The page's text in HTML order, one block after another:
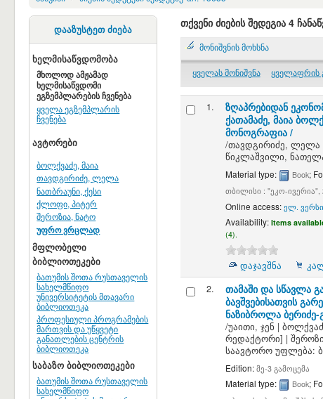
სახელმწიფო
უნივერსიტეტის
ბიბლიოთეკა
დააზუსტეთ ძიება
ხელმისაწვდომობა
მხოლოდ ამჟამად
ხელმისაწვდომი
ეგზემპლარების ჩვენება
ყველა ეგზემპლარის
ჩვენება
ავტორები
ბოლქვაძე, მაია
თავდგირიძე, ლელა
ნათბრაუნი, ქესი
ქლოფი, პიტერ
შეროზია, ნატო
უფრო ვრცლად
მფლობელი
ბიბლიოთეკები
ბათუმის შოთა რუსთაველის
სახელმწიფო
უნივერსიტეტის მთავარი
ბიბლიოთეკა
პროფესიული პროგრამების
მართვის და უწყვეტი
განათლების ცენტრის
ბიბლიოთეკა
საბაზო ბიბლიოთეკები
ბათუმის შოთა რუსთაველის
სახელმწიფო
თქვენი ძიების შედეგია 4
მონიშვნის მოხსნა
ყველას მონიშვნა ყველაფრის
1. ზღაპრებიდან
ქათამაძე, მაია
მონოგრაფია /
/თავდგირიძე, ლელა
წიკლაშვილი,
Material type: Book;
თბილისი : "ეკო-ივერია",
Online access: ელ.
Availability: Items
(4).
დაჯავშნა
2.
თამაში და სწავლა
ბავშვებისათვის
ნაზიბროლა
/უაითი, ჯენ|
რედაქტორი] |
საავტორო უფლება:
Edition: მე-3 გამოცემა
Material type: Book;